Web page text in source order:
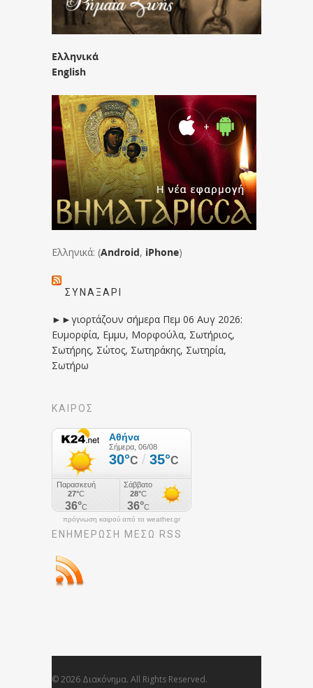
Ελληνικά
English
Ελληνικά: (Android, iPhone)
ΣΥΝΑΞΆΡΙ
►►γιορτάζουν σήμερα Πεμ 06 Αυγ 2026:
Ευμορφία, Εμμυ, Μορφούλα, Σωτήριος,
Σωτήρης, Σώτος, Σωτηράκης, Σωτηρία,
Σωτήρω
ΚΑΙΡΟΣ
πρόγνωση καιρού από το weather.gr
ΕΝΗΜΈΡΩΣΉ ΜΕΣΩ RSS
© 2026 Διακόνημα. All Rights Reserved.